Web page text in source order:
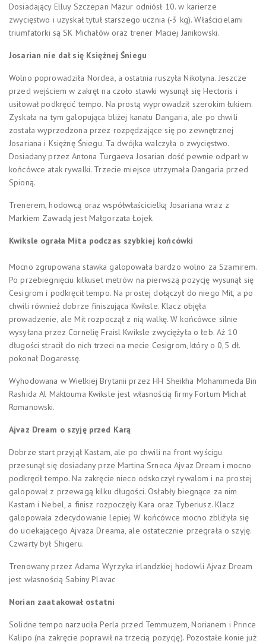
Dosiadający Elluy Szczepan Mazur odniósł 10. w karierze
zwycięstwo i uzyskał tytuł starszego ucznia (-3 kg). Właścicielami
triumfatorki są SK Michałów oraz trener Maciej Janikowski.
Josarian nie dał się Księżnej Śniegu
Wolno poprowadziła Nordea, a ostatnia ruszyła Nikotyna. Jeszcze
przed wejściem w zakręt na czoło stawki wysunął się Hectoris i
usiłował podkręcić tempo. Na prostą wyprowadził szerokim łukiem.
Zyskała na tym galopująca bliżej kanatu Dangaria, ale po chwili
została wyprzedzona przez rozpędzające się po zewnętrznej
Josariana i Księżnę Śniegu. Ta dwójka walczyła o zwycięstwo.
Dosiadany przez Antona Turgaeva Josarian dość pewnie odparł w
końcówce atak rywalki. Trzecie miejsce utrzymała Dangaria przed
Spioną.
Trenerem, hodowcą oraz współwłaścicielką Josariana wraz z
Markiem Zawadą jest Małgorzata Łojek.
Kwiksle ograła Mita podczas szybkiej końcówki
Mocno zgrupowana stawka galopowała bardzo wolno za Szamirem.
Po przebiegnięciu kilkuset metrów na pierwszą pozycję wysunął się
Cesigrom i podkręcił tempo. Na prostej dołączył do niego Mit, a po
chwili również dobrze finiszująca Kwiksle. Klacz objęła
prowadzenie, ale Mit rozpoczął z nią walkę. W końcówce silnie
wysyłana przez Cornelię Fraisl Kwiksle zwyciężyła o łeb. Aż 10
długości stracił do nich trzeci na mecie Cesigrom, który o 0,5 dł.
pokonał Dogaressę.
Wyhodowana w Wielkiej Brytanii przez HH Sheikha Mohammeda Bin
Rashida Al Maktouma Kwiksle jest własnością firmy Fortum Michał
Romanowski.
Ajvaz Dream o szyję przed Karą
Dobrze start przyjął Kastam, ale po chwili na front wyścigu
przesunął się dosiadany prze Martina Srneca Ajvaz Dream i mocno
podkręcił tempo. Na zakręcie nieco odskoczył rywalom i na prostej
galopował z przewagą kilku długości. Osłabły biegnące za nim
Kastam i Nebel, a finisz rozpoczęły Kara oraz Tyberiusz. Klacz
galopowała zdecydowanie lepiej. W końcówce mocno zbliżyła się
do uciekającego Ajvaza Dreama, ale ostatecznie przegrała o szyję.
Czwarty był Shigeru.
Trenowany przez Adama Wyrzyka irlandzkiej hodowli Ajvaz Dream
jest własnością Sabiny Plavac
Norian zaatakował ostatni
Solidne tempo narzuciła Perla przed Temmuzem, Norianem i Prince
Kalipo (na zakręcie poprawił na trzecią pozycję). Pozostałe konie już